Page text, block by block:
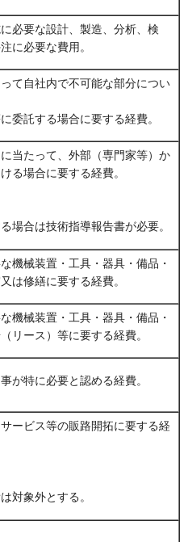
必要な設計、製造、分析、検
に必要な費用。
て自社内で不可能な部分につい
委託する場合に要する経費。
当たって、外部（専門家等）か
る場合に要する経費。
場合は技術指導報告書が必要。
機械装置・工具・器具・備品・
は修繕に要する経費。
機械装置・工具・器具・備品・
リース）等に要する経費。
が特に必要と認める経費。
ービス等の販路開拓に要する経
対象外とする。